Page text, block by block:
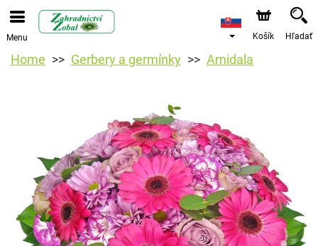
Menu Košík Hľadať
Home Gerbery a germínky Amidala